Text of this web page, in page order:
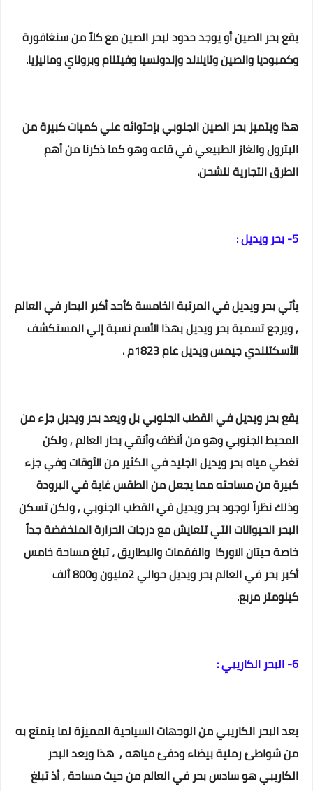
يقع بحر الصين أو يوجد حدود لبحر الصين مع كلاً من سنغافورة
وكمبوديا والصين وتايلاند وإندونسيا وفيتنام وبروناي وماليزيا.
هذا ويتميز بحر الصين الجنوبي بإحتوائه علي كميات كبيرة من
البترول والغاز الطبيعي في قاعه وهو كما ذكرنا من أهم
الطرق التجارية للشحن.
5- بحر ويديل :
يأتي بحر ويديل في المرتبة الخامسة كأحد أكبر البحار في العالم
, ويرجع تسمية بحر ويديل بهذا الأسم نسبة إلي المستكشف
الأسكتلندي جيمس ويديل عام 1823م .
يقع بحر ويديل في القطب الجنوبي بل ويعد بحر ويديل جزء من
المحيط الجنوبي وهو من أنظف وأنقي بحار العالم , ولكن
تغطي مياه بحر ويديل الجليد في الكثير من الأوقات وفي جزء
كبيرة من مساحته مما يجعل من الطقس غاية في البرودة
وذلك نظراً لوجود بحر ويديل في القطب الجنوبي , ولكن تسكن
البحر الحيوانات التي تتعايش مع درجات الحرارة المنخفضة جداً
خاصة حيتان الاوركا والفقمات والبطاريق ،تبلغ مساحة خامس
أكبر بحر في العالم بحر ويديل حوالي 2مليون و800 ألف
كيلومتر مربع.
6- البحر الكاريبي :
يعد البحر الكاريبي من الوجهات السياحية المميزة لما يتمتع به
من شواطئ رملية بيضاء ودفئ مياهه , هذا ويعد البحر
الكاريبي هو سادس بحر في العالم من حيث مساحة ، أذ تبلغ